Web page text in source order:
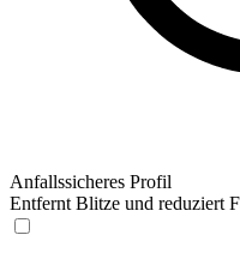
Anfallssicheres Profil
Entfernt Blitze und reduziert